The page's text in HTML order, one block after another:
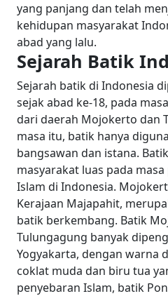
yang panjang dan telah
kehidupan masyarakat
abad yang lalu.
Sejarah Batik
Sejarah batik di Indonesia
sejak abad ke-18, pada
dari daerah Mojokerto dan
masa itu, batik hanya
bangsawan dan istana.
masyarakat luas pada
Islam di Indonesia.
Kerajaan Majapahit,
batik berkembang. Batik
Tulungagung banyak
Yogyakarta, dengan warna
coklat muda dan biru tua
penyebaran Islam, batik